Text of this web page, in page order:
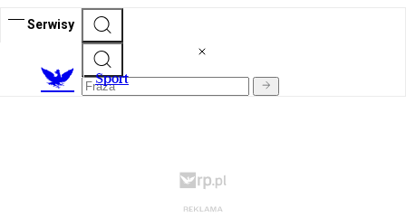
Serwisy
Sport